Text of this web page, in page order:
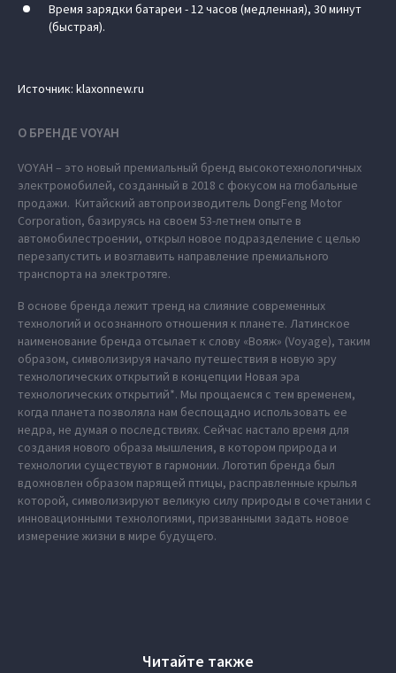
Время зарядки батареи - 12 часов (медленная), 30 минут
(быстрая).
Источник: klaxonnew.ru
О БРЕНДЕ VOYAH
VOYAH – это новый премиальный бренд высокотехнологичных
электромобилей, созданный в 2018 с фокусом на глобальные
продажи. Китайский автопроизводитель DongFeng Motor
Corporation, базируясь на своем 53-летнем опыте в
автомобилестроении, открыл новое подразделение с целью
перезапустить и возглавить направление премиального
транспорта на электротяге.
В основе бренда лежит тренд на слияние современных
технологий и осознанного отношения к планете. Латинское
наименование бренда отсылает к слову «Вояж» (Voyage), таким
образом, символизируя начало путешествия в новую эру
технологических открытий в концепции Новая эра
технологических открытий*. Мы прощаемся с тем временем,
когда планета позволяла нам беспощадно использовать ее
недра, не думая о последствиях. Сейчас настало время для
создания нового образа мышления, в котором природа и
технологии существуют в гармонии. Логотип бренда был
вдохновлен образом парящей птицы, расправленные крылья
которой, символизируют великую силу природы в сочетании с
инновационными технологиями, призванными задать новое
измерение жизни в мире будущего.
Читайте также